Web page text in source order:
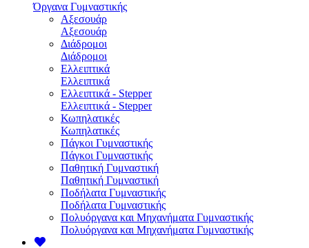
Όργανα Γυμναστικής
Αξεσουάρ
Αξεσουάρ
Διάδρομοι
Διάδρομοι
Ελλειπτικά
Ελλειπτικά
Ελλειπτικά - Stepper
Ελλειπτικά - Stepper
Κωπηλατικές
Κωπηλατικές
Πάγκοι Γυμναστικής
Πάγκοι Γυμναστικής
Παθητική Γυμναστική
Παθητική Γυμναστική
Ποδήλατα Γυμναστικής
Ποδήλατα Γυμναστικής
Πολυόργανα και Μηχανήματα Γυμναστικής
Πολυόργανα και Μηχανήματα Γυμναστικής